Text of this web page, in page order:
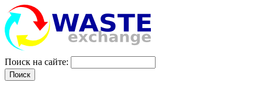
Поиск на сайте:
Поиск